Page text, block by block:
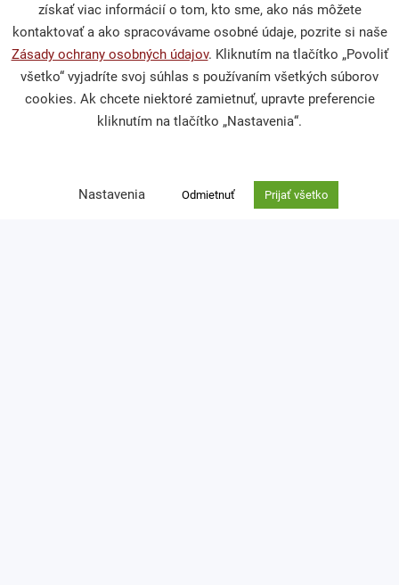
Podporte nás
Darcovská výzva
získať viac informácií o tom, kto sme, ako nás môžete
kontaktovať a ako spracovávame osobné údaje, pozrite si naše
Zásady ochrany osobných údajov. Kliknutím na tlačítko „Povoliť
všetko“ vyjadríte svoj súhlas s používaním všetkých súborov
cookies. Ak chcete niektoré zamietnuť, upravte preferencie
kliknutím na tlačítko „Nastavenia“.
Nastavenia Odmietnuť Prijať všetko